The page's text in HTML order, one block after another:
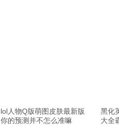
lol人物Q版萌图皮肤最新版
你的预测并不怎么准嘛
黑化
大全